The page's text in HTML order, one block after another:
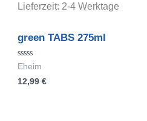
Lieferzeit: 2-4 Werktage
green TABS 275ml
Bewertet
0
Eheim
12,99 €